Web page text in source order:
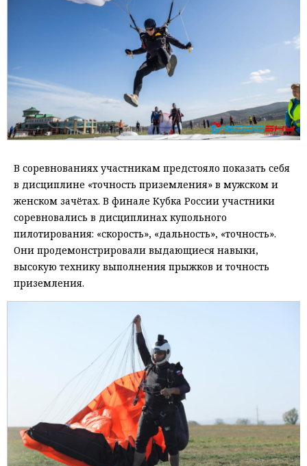
В соревнованиях участникам предстояло показать себя
в дисциплине «точность приземления» в мужском и
женском зачётах. В финале Кубка России участники
соревновались в дисциплинах купольного
пилотирования: «скорость», «дальность», «точность».
Они продемонстрировали выдающиеся навыки,
высокую технику выполнения прыжков и точность
приземления.